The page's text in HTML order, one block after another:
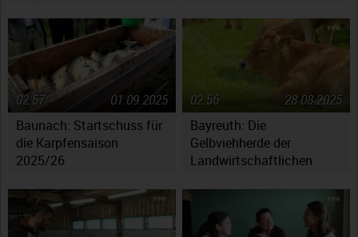
Ebensfeld
Baunach: Startschuss für
die Karpfensaison
2025/26
01.09.2025
02:57
Bayreuth: Die
Gelbviehherde der
Landwirtschaftlichen
28.08.2025
02:56